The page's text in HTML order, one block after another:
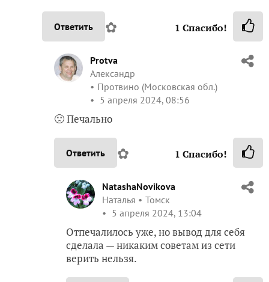
Ответить ✿ 1 Спасибо!
Protva
Александр
Протвино (Московская обл.)
5 апреля 2024, 08:56
🙁 Печально
Ответить ✿ 1 Спасибо!
NatashaNovikova
Наталья
Томск
5 апреля 2024, 13:04
Отпечалилось уже, но вывод для себя
сделала — никаким советам из сети
верить нельзя.